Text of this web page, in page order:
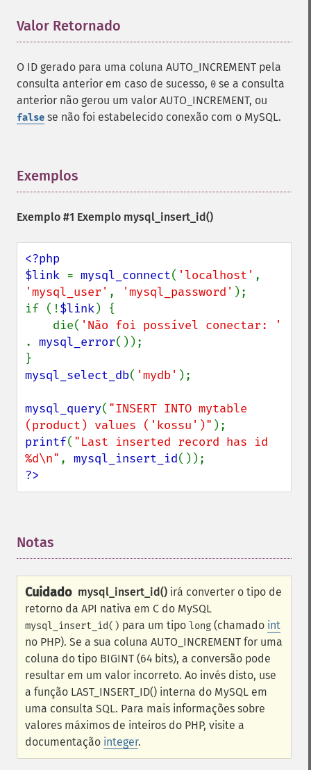
Valor Retornado
O ID gerado para uma coluna AUTO_INCREMENT pela
consulta anterior em caso de sucesso, 0 se a consulta
anterior não gerou um valor AUTO_INCREMENT, ou
false se não foi estabelecido conexão com o MySQL.
Exemplos
Exemplo #1 Exemplo mysql_insert_id()
<?php
$link = mysql_connect( 'localhost'
'mysql_user' , 'mysql_password' );
if (!$link) {
    die(
. mysql_error());
mysql_select_db( 'mydb' );
mysql_query( "INSERT INTO mytable
(product) values ('kossu')"
printf( "Last inserted record has id
%d\n" , mysql_insert_id
?>
Notas
Cuidado mysql_insert_id() irá converter o tipo de
retorno da API nativa em C do MySQL
mysql_insert_id() para um tipo long (chamado int
no PHP). Se a sua coluna AUTO_INCREMENT for uma
coluna do tipo BIGINT (64 bits), a conversão pode
resultar em um valor incorreto. Ao invés disto, use
a função LAST_INSERT_ID() interna do MySQL em
uma consulta SQL. Para mais informações sobre
valores máximos de inteiros do PHP, visite a
documentação integer.